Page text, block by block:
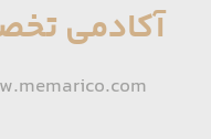
آکادمی